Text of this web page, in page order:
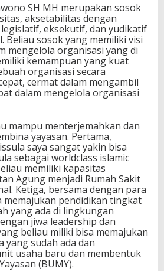
SH MH merupakan sosok
aksetabilitas dengan
eksekutif, dan yudikatif
Beliau sosok yang memiliki visi
mengelola organisasi yang di
kemampuan yang kuat
organisasi secara
cermat dalam mengambil
dalam mengelola organisasi
mampu menterjemahkan dan
yayasan. Pertama,
saya sangat yakin bisa
sebagai worldclass islamic
memiliki kapasitas
Agung menjadi Rumah Sakit
Ketiga, bersama dengan para
memajukan pendidikan tingkat
yang ada di lingkungan
jiwa leadership dan
beliau miliki bisa memajukan
yang sudah ada dan
usaha baru dan membentuk
(BUMY).